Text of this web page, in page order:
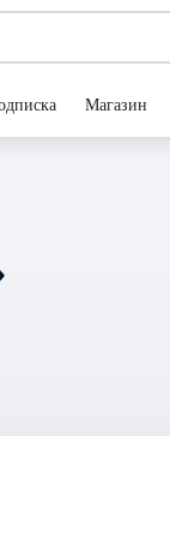
Магазин